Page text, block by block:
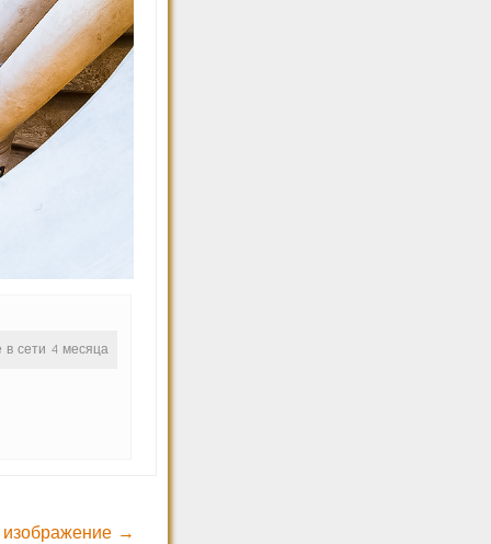
в сети 4 месяца
→